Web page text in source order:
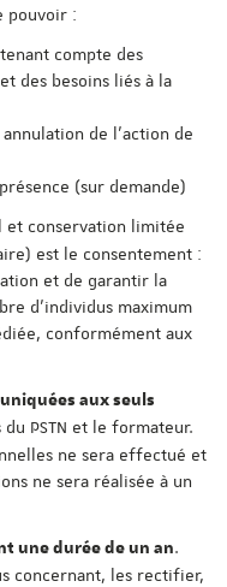
pouvoir :
compte des
des besoins liés à la
de l'action de
(sur demande)
et conservation limitée
est le consentement :
et de garantir la
d'individus maximum
conformément aux
aux seuls
PSTN et le formateur.
ne sera effectué et
ne sera réalisée à un
une durée de un an.
concernant, les rectifier,